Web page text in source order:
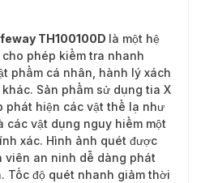
TH100100D là một hệ
phép kiểm tra nhanh
phẩm cá nhân, hành lý xách
Sản phẩm sử dụng tia X
phát hiện các vật thể lạ như
các vật dụng nguy hiểm một
xác. Hình ảnh quét được
viên an ninh dễ dàng phát
Tốc độ quét nhanh giảm thời